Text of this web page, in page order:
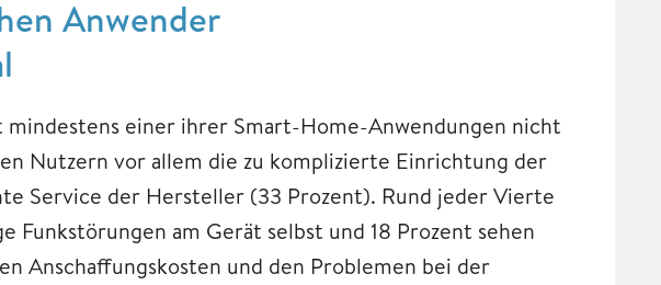
Anwender
mindestens einer ihrer Smart-Home-Anwendungen nicht
Nutzern vor allem die zu komplizierte Einrichtung der
Service der Hersteller (33 Prozent). Rund jeder Vierte
Funkstörungen am Gerät selbst und 18 Prozent sehen
Anschaffungskosten und den Problemen bei der